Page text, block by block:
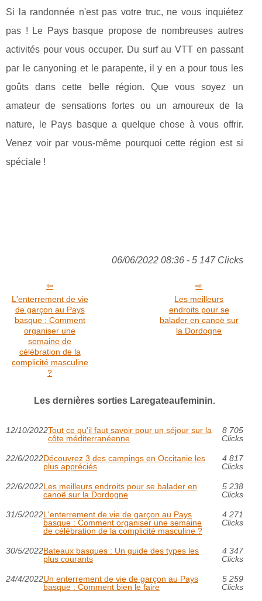
Si la randonnée n'est pas votre truc, ne vous inquiétez
pas ! Le Pays basque propose de nombreuses autres
activités pour vous occuper. Du surf au VTT en passant
par le canyoning et le parapente, il y en a pour tous les
goûts dans cette belle région. Que vous soyez un
amateur de sensations fortes ou un amoureux de la
nature, le Pays basque a quelque chose à vous offrir.
Venez voir par vous-même pourquoi cette région est si
spéciale !
06/06/2022 08:36 - 5 147 Clicks
L'enterrement de vie
de garçon au Pays
basque : Comment
organiser une
semaine de
célébration de la
complicité masculine
?
Les meilleurs
endroits pour se
balader en canoë sur
la Dordogne
Les dernières sorties Laregateaufeminin.
12/10/2022Tout ce qu'il faut savoir pour un séjour sur la
côte méditerranéenne
8 705
Clicks
22/6/2022Découvrez 3 des campings en Occitanie les
plus appréciés
4 817
Clicks
22/6/2022Les meilleurs endroits pour se balader en
canoë sur la Dordogne
5 238
Clicks
31/5/2022L'enterrement de vie de garçon au Pays
basque : Comment organiser une semaine
de célébration de la complicité masculine ?
4 271
Clicks
30/5/2022Bateaux basques : Un guide des types les
plus courants
4 347
Clicks
24/4/2022Un enterrement de vie de garçon au Pays
basque : Comment bien le faire
5 259
Clicks